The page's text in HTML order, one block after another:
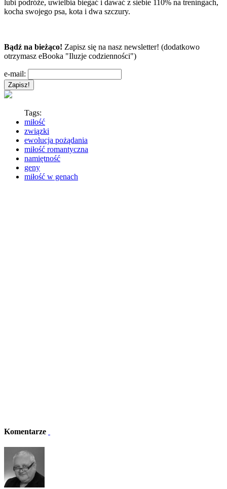
lubi podróże, uwielbia biegać i dawać z siebie 110% na treningach,
kocha swojego psa, kota i dwa szczury.
Bądź na bieżąco! Zapisz się na nasz newsletter! (dodatkowo
otrzymasz eBooka "Iluzje codzienności")
e-mail:
Tags:
miłość
związki
ewolucja pożądania
miłość romantyczna
namiętność
geny
miłość w genach
Komentarze